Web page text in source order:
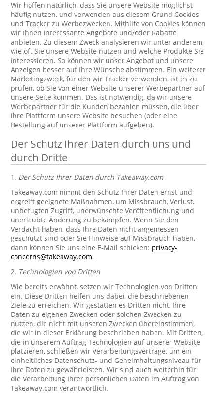
Wir hoffen natürlich, dass Sie unsere Website möglichst
häufig nutzen, und verwenden aus diesem Grund Cookies
und Tracker zu Werbezwecken. Mithilfe von Cookies können
wir Ihnen interessante Angebote und/oder Rabatte
anbieten. Zu diesem Zweck analysieren wir unter anderem,
wie oft Sie unsere Website nutzen und welche Produkte Sie
interessieren. So können wir unser Angebot und unsere
Anzeigen besser auf Ihre Wünsche abstimmen. Ein weiterer
Marketingzweck, für den wir Tracker verwenden, ist es zu
prüfen, ob Sie von einer Website unserer Werbepartner auf
unsere Seite kommen. Das ist notwendig, da wir unsere
Werbepartner für die Kunden bezahlen müssen, die über
ihre Plattform unsere Website besuchen (oder eine
Bestellung auf unserer Plattform aufgeben).
Der Schutz Ihrer Daten durch uns und
durch Dritte
1. Der Schutz Ihrer Daten durch Takeaway.com
Takeaway.com nimmt den Schutz Ihrer Daten ernst und
ergreift geeignete Maßnahmen, um Missbrauch, Verlust,
unbefugten Zugriff, unerwünschte Veröffentlichung und
unerlaubte Änderung zu bekämpfen. Wenn Sie den
Verdacht haben, dass Ihre Daten nicht angemessen
geschützt sind oder Sie Hinweise auf Missbrauch haben,
dann können Sie uns eine E-Mail schicken: privacy-
concerns@takeaway.com.
2. Technologien von Dritten
Wie bereits erwähnt, setzen wir Technologien von Dritten
ein. Diese Dritten helfen uns dabei, die beschriebenen
Ziele zu erreichen. Wir gestatten es Dritten nicht, Ihre
Daten zu eigenen Zwecken oder solchen Zwecken zu
nutzen, die nicht mit unseren Zwecken übereinstimmen,
die wir in dieser Erklärung beschrieben haben. Mit Dritten,
die in unserem Auftrag Technologien auf unserer Website
platzieren, schließen wir Verarbeitungsverträge, um ein
einheitliches Datenschutz- und Geheimhaltungsniveau für
Ihre Daten zu gewährleisten. Wir sind auch weiterhin für
die Verarbeitung Ihrer persönlichen Daten im Auftrag von
Takeaway.com verantwortlich.